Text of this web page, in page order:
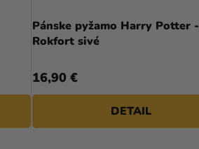
D
U
K
T
O
Pánske pyžamo Harry Potter -
Rokfort sivé
16,90 €
DETAIL